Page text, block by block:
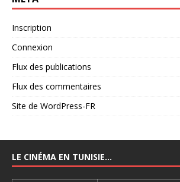
Inscription
Connexion
Flux des publications
Flux des commentaires
Site de WordPress-FR
LE CINÉMA EN TUNISIE…